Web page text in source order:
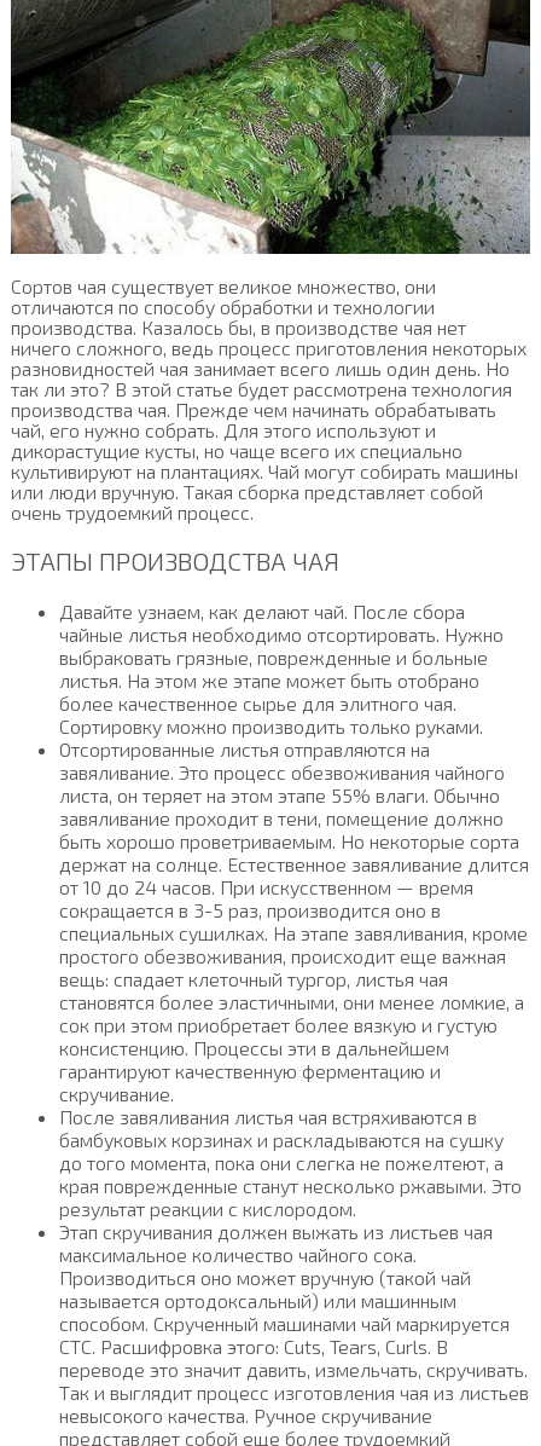
Сортов чая существует великое множество, они
отличаются по способу обработки и технологии
производства. Казалось бы, в производстве чая нет
ничего сложного, ведь процесс приготовления некоторых
разновидностей чая занимает всего лишь один день. Но
так ли это? В этой статье будет рассмотрена технология
производства чая. Прежде чем начинать обрабатывать
чай, его нужно собрать. Для этого используют и
дикорастущие кусты, но чаще всего их специально
культивируют на плантациях. Чай могут собирать машины
или люди вручную. Такая сборка представляет собой
очень трудоемкий процесс.
ЭТАПЫ ПРОИЗВОДСТВА ЧАЯ
Давайте узнаем, как делают чай. После сбора
чайные листья необходимо отсортировать. Нужно
выбраковать грязные, поврежденные и больные
листья. На этом же этапе может быть отобрано
более качественное сырье для элитного чая.
Сортировку можно производить только руками.
Отсортированные листья отправляются на
завяливание. Это процесс обезвоживания чайного
листа, он теряет на этом этапе 55% влаги. Обычно
завяливание проходит в тени, помещение должно
быть хорошо проветриваемым. Но некоторые сорта
держат на солнце. Естественное завяливание длится
от 10 до 24 часов. При искусственном — время
сокращается в 3-5 раз, производится оно в
специальных сушилках. На этапе завяливания, кроме
простого обезвоживания, происходит еще важная
вещь: спадает клеточный тургор, листья чая
становятся более эластичными, они менее ломкие, а
сок при этом приобретает более вязкую и густую
консистенцию. Процессы эти в дальнейшем
гарантируют качественную ферментацию и
скручивание.
После завяливания листья чая встряхиваются в
бамбуковых корзинах и раскладываются на сушку
до того момента, пока они слегка не пожелтеют, а
края поврежденные станут несколько ржавыми. Это
результат реакции с кислородом.
Этап скручивания должен выжать из листьев чая
максимальное количество чайного сока.
Производиться оно может вручную (такой чай
называется ортодоксальный) или машинным
способом. Скрученный машинами чай маркируется
CTC. Расшифровка этого: Cuts, Tears, Curls. В
переводе это значит давить, измельчать, скручивать.
Так и выглядит процесс изготовления чая из листьев
невысокого качества. Ручное скручивание
представляет собой еще более трудоемкий